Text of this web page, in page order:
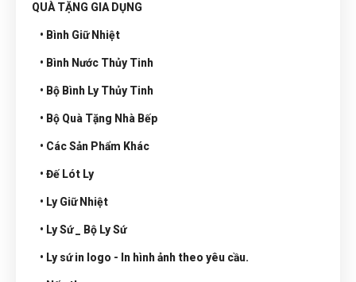
QUÀ TẶNG GIA DỤNG
• Bình Giữ Nhiệt
• Bình Nước Thủy Tinh
• Bộ Bình Ly Thủy Tinh
• Bộ Quà Tặng Nhà Bếp
• Các Sản Phẩm Khác
• Đế Lót Ly
• Ly Giữ Nhiệt
• Ly Sứ _ Bộ Ly Sứ
• Ly sứ in logo - In hình ảnh theo yêu cầu.